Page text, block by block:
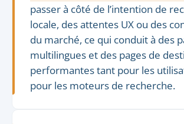
passer à côté de l’intention de
locale, des attentes UX ou des
du marché, ce qui conduit à des
multilingues et des pages de
performantes tant pour les
pour les moteurs de recherche.